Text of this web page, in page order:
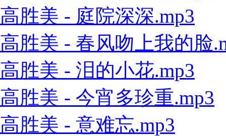
高胜美 - 庭院深深.mp3
高胜美 - 春风吻上我的脸
高胜美 - 泪的小花.mp3
高胜美 - 今宵多珍重.mp3
高胜美 - 意难忘.mp3